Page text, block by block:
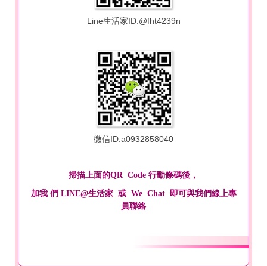
Line生活家ID:@fht4239n
微信ID:a0932858040
掃描上面的QR Code 行動條碼後，
加我 們 LINE@生活家 或 We Chat 即可與我們線上專
員聯絡